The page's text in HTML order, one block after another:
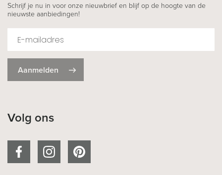
Schrijf je nu in voor onze nieuwbrief en blijf op de hoogte van de
nieuwste aanbiedingen!
Aanmelden
Volg ons